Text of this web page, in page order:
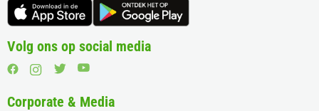
Volg ons op social media
Corporate & Media